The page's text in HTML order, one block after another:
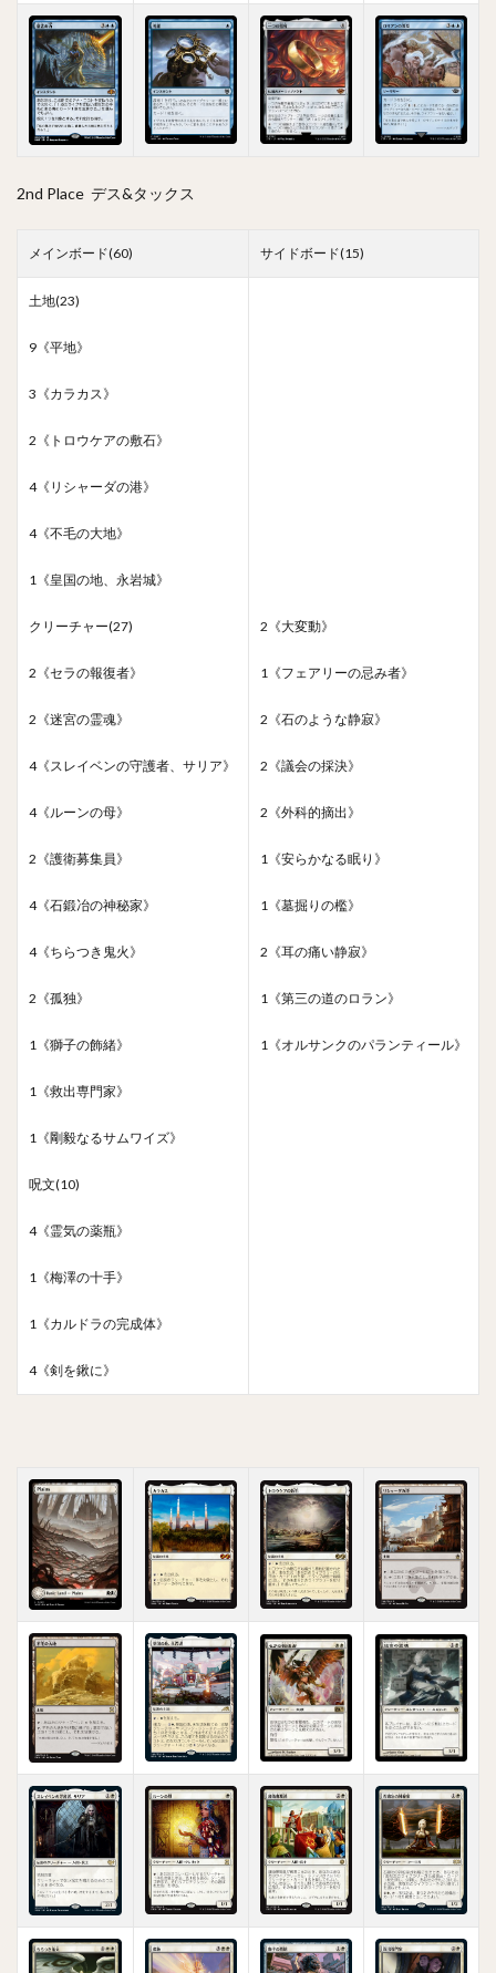
2nd Place デス&タックス
メインボード(60) サイドボード(15)
土地(23)
9《平地》
3《カラカス》
2《トロウケアの敷石》
4《リシャーダの港》
4《不毛の大地》
1《皇国の地、永岩城》
クリーチャー(27)
2《セラの報復者》
2《迷宮の霊魂》
4《スレイベンの守護者、サリア》
4《ルーンの母》
2《護衛募集員》
4《石鍛冶の神秘家》
4《ちらつき鬼火》
2《孤独》
1《獅子の飾緒》
1《救出専門家》
1《剛毅なるサムワイズ》
呪文(10)
4《霊気の薬瓶》
1《梅澤の十手》
1《カルドラの完成体》
4《剣を鍬に》
2《大変動》
1《フェアリーの忌み者》
2《石のような静寂》
2《議会の採決》
2《外科的摘出》
1《安らかなる眠り》
1《墓掘りの檻》
2《耳の痛い静寂》
1《第三の道のロラン》
1《オルサンクのパランティール》